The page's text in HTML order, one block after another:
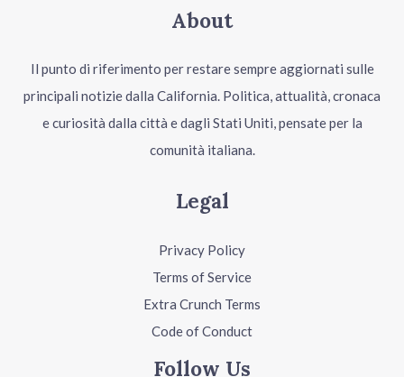
About
Il punto di riferimento per restare sempre aggiornati sulle
principali notizie dalla California. Politica, attualità, cronaca
e curiosità dalla città e dagli Stati Uniti, pensate per la
comunità italiana.
Legal
Privacy Policy
Terms of Service
Extra Crunch Terms
Code of Conduct
Follow Us